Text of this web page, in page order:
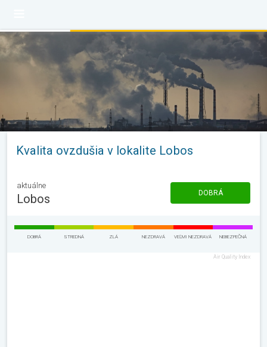
Kvalita ovzdušia v lokalite Lobos
aktuálne
Lobos DOBRÁ
DOBRÁ STREDNÁ ZLÁ NEZDRAVÁ VEĽMI NEZDRAVÁ NEBEZPEČNÁ
Air Quality Index